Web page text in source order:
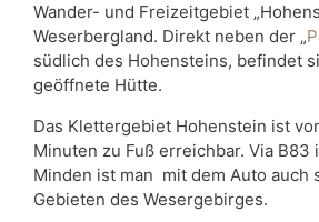
Wander- und Freizeitgebiet
Weserbergland. Direkt neben der „
südlich des Hohensteins, befindet
geöffnete Hütte.
Das Klettergebiet Hohenstein ist
Minuten zu Fuß erreichbar. Via B83
Minden ist man mit dem Auto auch
Gebieten des Wesergebirges.